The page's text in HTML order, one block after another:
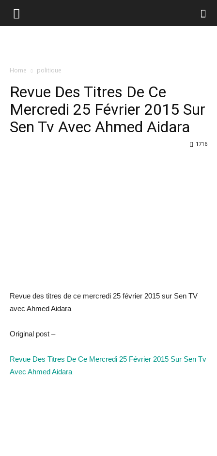
Home politique
Revue Des Titres De Ce
Mercredi 25 Février 2015 Sur
Sen Tv Avec Ahmed Aidara
1716
Revue des titres de ce mercredi 25 février 2015 sur Sen TV
avec Ahmed Aidara
Original post –
Revue Des Titres De Ce Mercredi 25 Février 2015 Sur Sen Tv
Avec Ahmed Aidara